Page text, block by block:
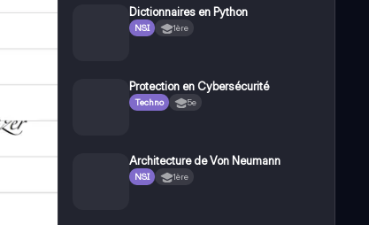
Dictionnaires en Python
NSI 1ère
Protection en Cybersécurité
Techno 5e
Architecture de Von Neumann
NSI 1ère